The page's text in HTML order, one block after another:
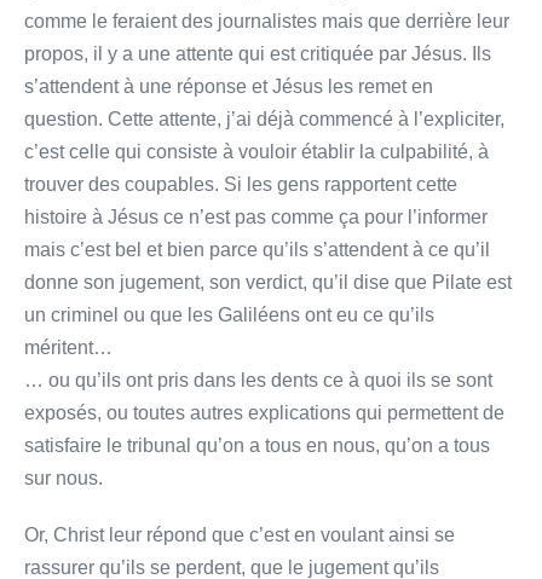
comme le feraient des journalistes mais que derrière leur
propos, il y a une attente qui est critiquée par Jésus. Ils
s’attendent à une réponse et Jésus les remet en
question. Cette attente, j’ai déjà commencé à l’expliciter,
c’est celle qui consiste à vouloir établir la culpabilité, à
trouver des coupables. Si les gens rapportent cette
histoire à Jésus ce n’est pas comme ça pour l’informer
mais c’est bel et bien parce qu’ils s’attendent à ce qu’il
donne son jugement, son verdict, qu’il dise que Pilate est
un criminel ou que les Galiléens ont eu ce qu’ils
méritent…
… ou qu’ils ont pris dans les dents ce à quoi ils se sont
exposés, ou toutes autres explications qui permettent de
satisfaire le tribunal qu’on a tous en nous, qu’on a tous
sur nous.
Or, Christ leur répond que c’est en voulant ainsi se
rassurer qu’ils se perdent, que le jugement qu’ils